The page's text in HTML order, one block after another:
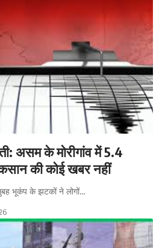
असम के मोरीगांव में 5.4
की कोई खबर नहीं
भूकंप के झटकों ने लोगों…